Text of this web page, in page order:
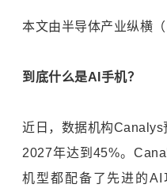
本文由半导体产业纵横
到底什么是AI手机？
近日，数据机构Canalys
2027年达到45%。
机型都配备了先进的